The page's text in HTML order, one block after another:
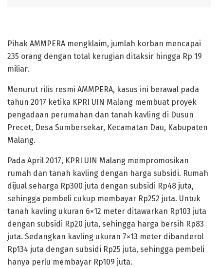
Pihak AMMPERA mengklaim, jumlah korban mencapai
235 orang dengan total kerugian ditaksir hingga Rp 19
miliar.
Menurut rilis resmi AMMPERA, kasus ini berawal pada
tahun 2017 ketika KPRI UIN Malang membuat proyek
pengadaan perumahan dan tanah kavling di Dusun
Precet, Desa Sumbersekar, Kecamatan Dau, Kabupaten
Malang.
Pada April 2017, KPRI UIN Malang mempromosikan
rumah dan tanah kavling dengan harga subsidi. Rumah
dijual seharga Rp300 juta dengan subsidi Rp48 juta,
sehingga pembeli cukup membayar Rp252 juta. Untuk
tanah kavling ukuran 6×12 meter ditawarkan Rp103 juta
dengan subsidi Rp20 juta, sehingga harga bersih Rp83
juta. Sedangkan kavling ukuran 7×13 meter dibanderol
Rp134 juta dengan subsidi Rp25 juta, sehingga pembeli
hanya perlu membayar Rp109 juta.